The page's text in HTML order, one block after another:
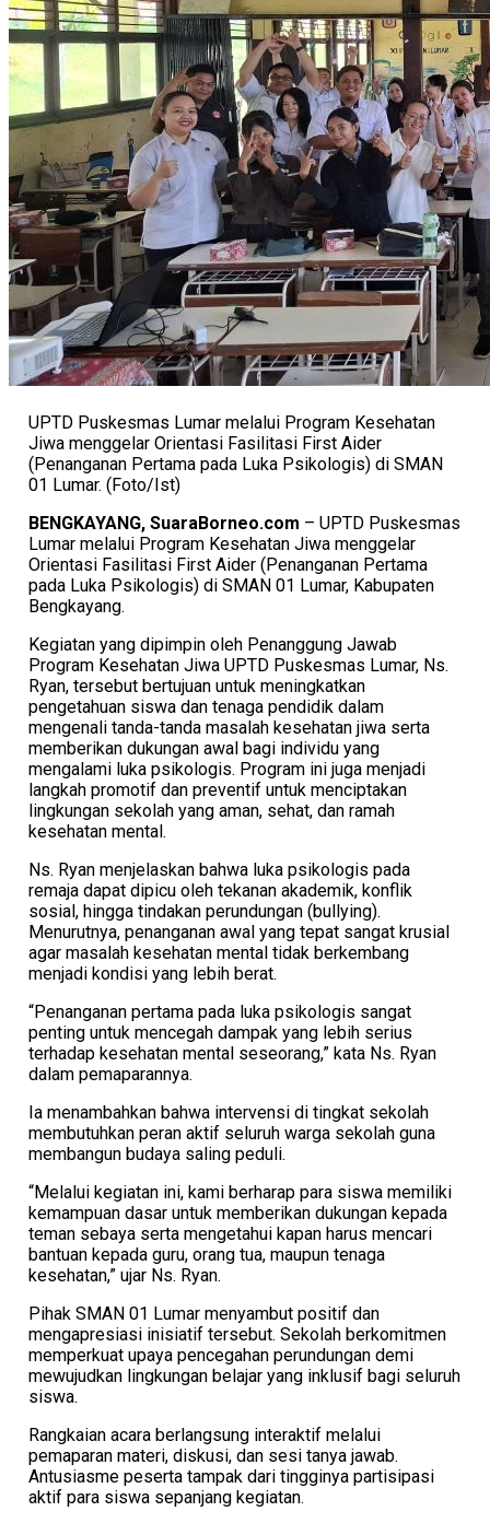
UPTD Puskesmas Lumar melalui Program Kesehatan
Jiwa menggelar Orientasi Fasilitasi First Aider
(Penanganan Pertama pada Luka Psikologis) di SMAN
01 Lumar. (Foto/Ist)
BENGKAYANG, SuaraBorneo.com – UPTD Puskesmas
Lumar melalui Program Kesehatan Jiwa menggelar
Orientasi Fasilitasi First Aider (Penanganan Pertama
pada Luka Psikologis) di SMAN 01 Lumar, Kabupaten
Bengkayang.
Kegiatan yang dipimpin oleh Penanggung Jawab
Program Kesehatan Jiwa UPTD Puskesmas Lumar, Ns.
Ryan, tersebut bertujuan untuk meningkatkan
pengetahuan siswa dan tenaga pendidik dalam
mengenali tanda-tanda masalah kesehatan jiwa serta
memberikan dukungan awal bagi individu yang
mengalami luka psikologis. Program ini juga menjadi
langkah promotif dan preventif untuk menciptakan
lingkungan sekolah yang aman, sehat, dan ramah
kesehatan mental.
Ns. Ryan menjelaskan bahwa luka psikologis pada
remaja dapat dipicu oleh tekanan akademik, konflik
sosial, hingga tindakan perundungan (bullying).
Menurutnya, penanganan awal yang tepat sangat krusial
agar masalah kesehatan mental tidak berkembang
menjadi kondisi yang lebih berat.
“Penanganan pertama pada luka psikologis sangat
penting untuk mencegah dampak yang lebih serius
terhadap kesehatan mental seseorang,” kata Ns. Ryan
dalam pemaparannya.
Ia menambahkan bahwa intervensi di tingkat sekolah
membutuhkan peran aktif seluruh warga sekolah guna
membangun budaya saling peduli.
“Melalui kegiatan ini, kami berharap para siswa memiliki
kemampuan dasar untuk memberikan dukungan kepada
teman sebaya serta mengetahui kapan harus mencari
bantuan kepada guru, orang tua, maupun tenaga
kesehatan,” ujar Ns. Ryan.
Pihak SMAN 01 Lumar menyambut positif dan
mengapresiasi inisiatif tersebut. Sekolah berkomitmen
memperkuat upaya pencegahan perundungan demi
mewujudkan lingkungan belajar yang inklusif bagi seluruh
siswa.
Rangkaian acara berlangsung interaktif melalui
pemaparan materi, diskusi, dan sesi tanya jawab.
Antusiasme peserta tampak dari tingginya partisipasi
aktif para siswa sepanjang kegiatan.